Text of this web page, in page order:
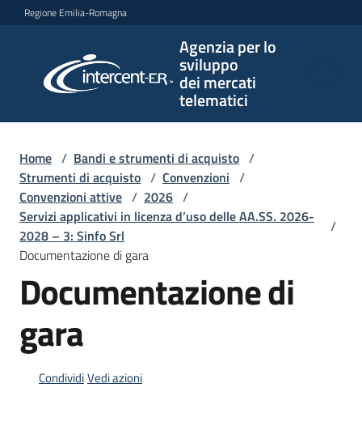
Vai al contenuto
Vai alla navigazione
Vai al footer
Regione Emilia-Romagna
Agenzia per lo
sviluppo
dei mercati
telematici
per lo
sviluppo
telematici
L'Agenzia
Bandi
strumenti
di
acquisto
Home / Bandi e strumenti di acquisto /
Strumenti di acquisto / Convenzioni /
Convenzioni attive / 2026 /
Servizi applicativi in licenza d’uso delle AA.SS. 2026-
2028 – 3: Sinfo Srl
/
Documentazione di gara
Documentazione di
gara
CondividiVedi azioni